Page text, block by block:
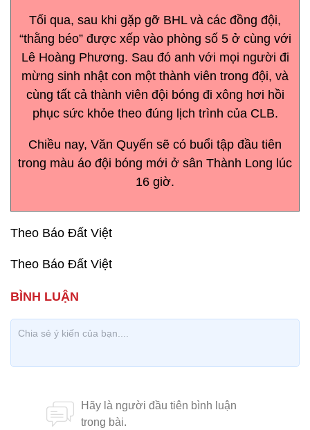
Tối qua, sau khi gặp gỡ BHL và các đồng đội,
“thằng béo” được xếp vào phòng số 5 ở cùng với
Lê Hoàng Phương. Sau đó anh với mọi người đi
mừng sinh nhật con một thành viên trong đội, và
cùng tất cả thành viên đội bóng đi xông hơi hồi
phục sức khỏe theo đúng lịch trình của CLB.
Chiều nay, Văn Quyến sẽ có buổi tập đầu tiên
trong màu áo đội bóng mới ở sân Thành Long lúc
16 giờ.
Theo Báo Đất Việt
Theo Báo Đất Việt